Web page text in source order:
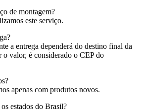
de montagem?
este serviço.
a entrega dependerá do destino final da
o valor, é considerado o CEP do
apenas com produtos novos.
estados do Brasil?